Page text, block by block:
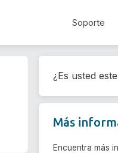
Soporte
¿Es usted
Más
Encuentra más